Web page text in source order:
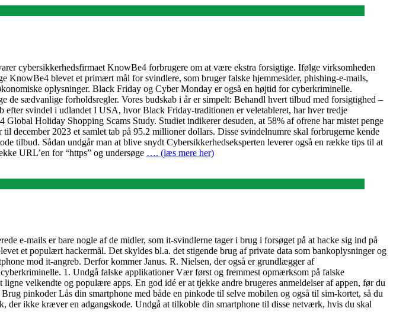
cybersikkerhedsfirmaet KnowBe4 forbrugere om at være ekstra forsigtige. Ifølge virksomheden
KnowBe4 blevet et primært mål for svindlere, som bruger falske hjemmesider, phishing-e-mails,
oplysninger. Black Friday og Cyber Monday er også en højtid for cyberkriminelle.
sædvanlige forholdsregler. Vores budskab i år er simpelt: Behandl hvert tilbud med forsigtighed –
svindel i udlandet I USA, hvor Black Friday-traditionen er veletableret, har hver tredje
Holiday Shopping Scams Study. Studiet indikerer desuden, at 58% af ofrene har mistet penge
december 2023 et samlet tab på 95.2 millioner dollars. Disse svindelnumre skal forbrugerne kende
tilbud. Sådan undgår man at blive snydt Cybersikkerhedseksperten leverer også en række tips til at
URL’en for “https” og undersøge …. (læs mere her)
e-mails er bare nogle af de midler, som it-svindlerne tager i brug i forsøget på at hacke sig ind på
et populært hackermål. Det skyldes bl.a. det stigende brug af private data som bankoplysninger og
mod it-angreb. Derfor kommer Janus. R. Nielsen, der også er grundlægger af
1. Undgå falske applikationer Vær først og fremmest opmærksom på falske
velkendte og populære apps. En god idé er at tjekke andre brugeres anmeldelser af appen, før du
pinkoder Lås din smartphone med både en pinkode til selve mobilen og også til sim-kortet, så du
ikke kræver en adgangskode. Undgå at tilkoble din smartphone til disse netværk, hvis du skal